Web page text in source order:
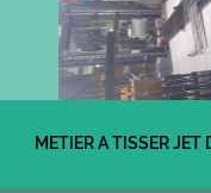
METIER A TISSER